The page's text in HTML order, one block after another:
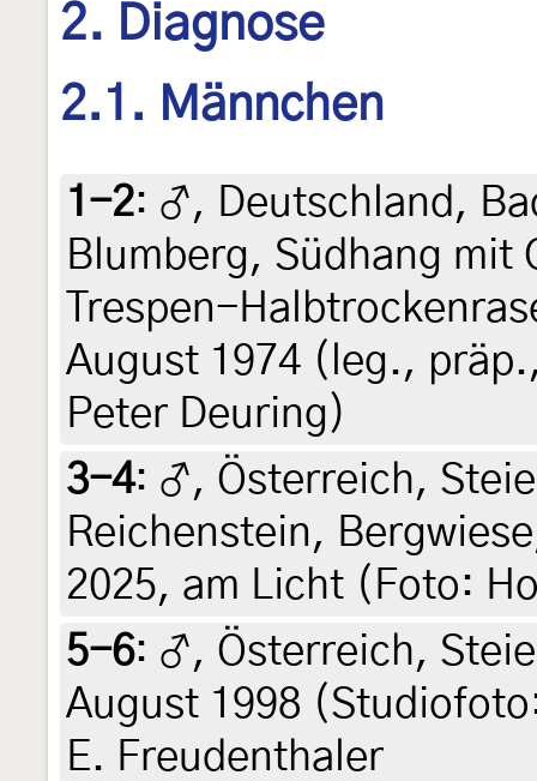
2. Diagnose
2.1. Männchen
1-2: ♂, Deutschland,
Blumberg, Südhang mit
Trespen-
August 1974 (leg.,
Peter Deuring)
3-4: ♂, Österreich,
Reichenstein,
2025, am Licht (Foto:
5-6: ♂, Österreich,
August 1998
E. Freudenthaler